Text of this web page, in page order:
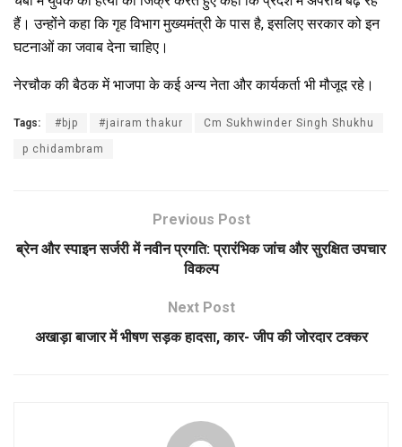
हैं। उन्होंने कहा कि गृह विभाग मुख्यमंत्री के पास है, इसलिए सरकार को इन
घटनाओं का जवाब देना चाहिए।
नेरचौक की बैठक में भाजपा के कई अन्य नेता और कार्यकर्ता भी मौजूद रहे।
Tags: #bjp #jairam thakur Cm Sukhwinder Singh Shukhu
p chidambram
Previous Post
ब्रेन और स्पाइन सर्जरी में नवीन प्रगति: प्रारंभिक जांच और सुरक्षित उपचार
विकल्प
Next Post
अखाड़ा बाजार में भीषण सड़क हादसा, कार- जीप की जोरदार टक्कर